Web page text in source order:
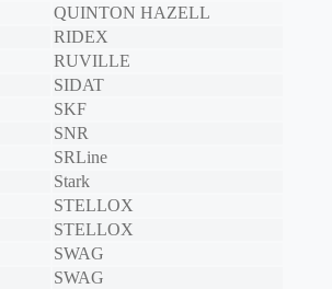
QUINTON HAZELL
RIDEX
RUVILLE
SIDAT
SKF
SNR
SRLine
Stark
STELLOX
STELLOX
SWAG
SWAG